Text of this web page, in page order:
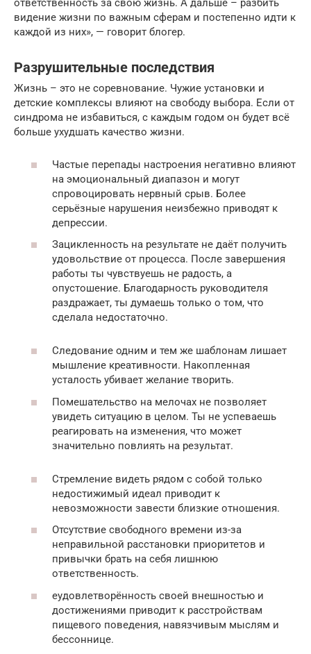
ответственность за свою жизнь. А дальше – разбить
видение жизни по важным сферам и постепенно идти к
каждой из них», — говорит блогер.
Разрушительные последствия
Жизнь – это не соревнование. Чужие установки и
детские комплексы влияют на свободу выбора. Если от
синдрома не избавиться, с каждым годом он будет всё
больше ухудшать качество жизни.
Частые перепады настроения негативно влияют
на эмоциональный диапазон и могут
спровоцировать нервный срыв. Более
серьёзные нарушения неизбежно приводят к
депрессии.
Зацикленность на результате не даёт получить
удовольствие от процесса. После завершения
работы ты чувствуешь не радость, а
опустошение. Благодарность руководителя
раздражает, ты думаешь только о том, что
сделала недостаточно.
Следование одним и тем же шаблонам лишает
мышление креативности. Накопленная
усталость убивает желание творить.
Помешательство на мелочах не позволяет
увидеть ситуацию в целом. Ты не успеваешь
реагировать на изменения, что может
значительно повлиять на результат.
Стремление видеть рядом с собой только
недостижимый идеал приводит к
невозможности завести близкие отношения.
Отсутствие свободного времени из-за
неправильной расстановки приоритетов и
привычки брать на себя лишнюю
ответственность.
еудовлетворённость своей внешностью и
достижениями приводит к расстройствам
пищевого поведения, навязчивым мыслям и
бессоннице.